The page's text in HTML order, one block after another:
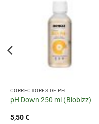
CORRECTORES DE PH
pH Down 250 ml (Biobizz)
5,50€